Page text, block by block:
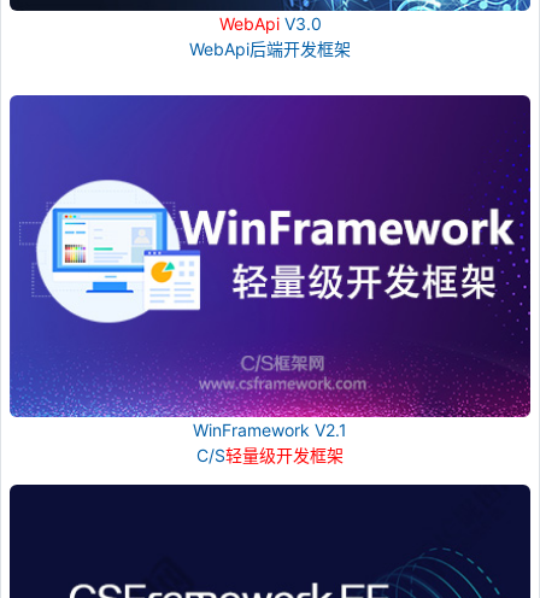
WebApiV3.0
WebApi后端开发框架
WinFramework V2.1
C/S轻量级开发框架